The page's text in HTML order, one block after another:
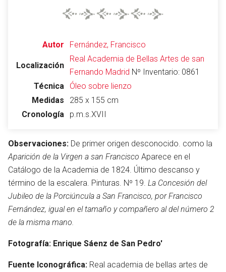
Autor Fernández, Francisco
Localización
Real Academia de Bellas Artes de san
Fernando Madrid Nº Inventario: 0861
Técnica
Óleo sobre lienzo
Medidas
285 x 155 cm
Cronología
p.m.s.XVII
Observaciones: De primer origen desconocido. como la
Aparición de la Virgen a san Francisco Aparece en el
Catálogo de la Academia de 1824. Último descanso y
término de la escalera. Pinturas. Nº 19. La Concesión del
Jubileo de la Porciúncula a San Francisco, por Francisco
Fernández, igual en el tamaño y compañero al del número 2
de la misma mano.
Fotografía: Enrique Sáenz de San Pedro'
Fuente Iconográfica: Real academia de bellas artes de